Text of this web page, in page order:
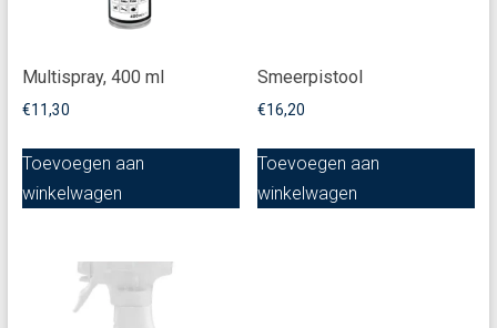
Multispray, 400 ml
€11,30
Toevoegen aan
winkelwagen
Smeerpistool
€16,20
Toevoegen aan
winkelwagen